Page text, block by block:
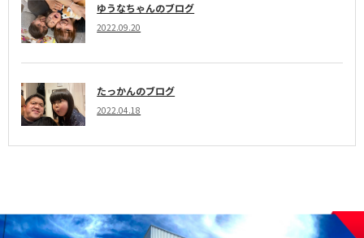
ゆうなちゃんのブログ
2022.09.20
たっかんのブログ
2022.04.18